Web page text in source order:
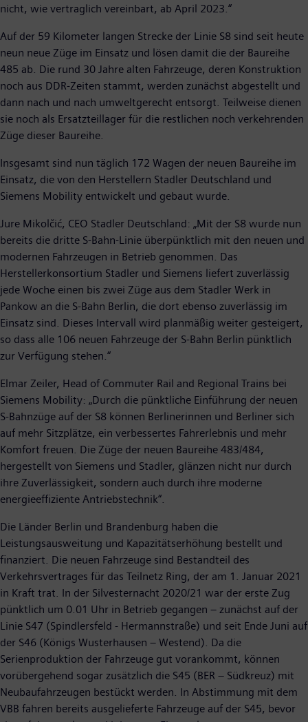
nicht, wie vertraglich vereinbart, ab April 2023.“
Auf der 59 Kilometer langen Strecke der Linie S8 sind seit heute
neun neue Züge im Einsatz und lösen damit die der Baureihe
485 ab. Die rund 30 Jahre alten Fahrzeuge, deren Konstruktion
noch aus DDR-Zeiten stammt, werden zunächst abgestellt und
dann nach und nach umweltgerecht entsorgt. Teilweise dienen
sie noch als Ersatzteillager für die restlichen noch verkehrenden
Züge dieser Baureihe.
Insgesamt sind nun täglich 172 Wagen der neuen Baureihe im
Einsatz, die von den Herstellern Stadler Deutschland und
Siemens Mobility entwickelt und gebaut wurde.
Jure Mikolčić, CEO Stadler Deutschland: „Mit der S8 wurde nun
bereits die dritte S-Bahn-Linie überpünktlich mit den neuen und
modernen Fahrzeugen in Betrieb genommen. Das
Herstellerkonsortium Stadler und Siemens liefert zuverlässig
jede Woche einen bis zwei Züge aus dem Stadler Werk in
Pankow an die S-Bahn Berlin, die dort ebenso zuverlässig im
Einsatz sind. Dieses Intervall wird planmäßig weiter gesteigert,
so dass alle 106 neuen Fahrzeuge der S-Bahn Berlin pünktlich
zur Verfügung stehen.“
Elmar Zeiler, Head of Commuter Rail and Regional Trains bei
Siemens Mobility: „Durch die pünktliche Einführung der neuen
S-Bahnzüge auf der S8 können Berlinerinnen und Berliner sich
auf mehr Sitzplätze, ein verbessertes Fahrerlebnis und mehr
Komfort freuen. Die Züge der neuen Baureihe 483/484,
hergestellt von Siemens und Stadler, glänzen nicht nur durch
ihre Zuverlässigkeit, sondern auch durch ihre moderne
energieeffiziente Antriebstechnik“.
Die Länder Berlin und Brandenburg haben die
Leistungsausweitung und Kapazitätserhöhung bestellt und
finanziert. Die neuen Fahrzeuge sind Bestandteil des
Verkehrsvertrages für das Teilnetz Ring, der am 1. Januar 2021
in Kraft trat. In der Silvesternacht 2020/21 war der erste Zug
pünktlich um 0.01 Uhr in Betrieb gegangen – zunächst auf der
Linie S47 (Spindlersfeld - Hermannstraße) und seit Ende Juni auf
der S46 (Königs Wusterhausen – Westend). Da die
Serienproduktion der Fahrzeuge gut vorankommt, können
vorübergehend sogar zusätzlich die S45 (BER – Südkreuz) mit
Neubaufahrzeugen bestückt werden. In Abstimmung mit dem
VBB fahren bereits ausgelieferte Fahrzeuge auf der S45, bevor